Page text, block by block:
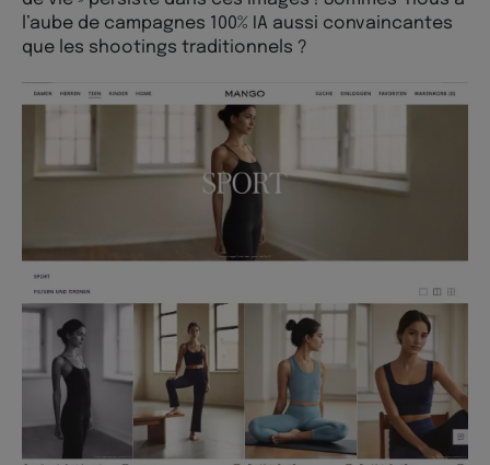
l’aube de campagnes 100% IA aussi convaincantes
que les shootings traditionnels ?